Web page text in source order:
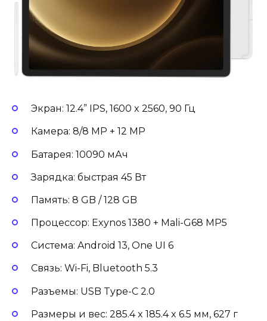
Экран: 12.4” IPS, 1600 x 2560, 90 Гц
Камера: 8/8 MP + 12 MP
Батарея: 10090 мАч
Зарядка: быстрая 45 Вт
Память: 8 GB / 128 GB
Процессор: Exynos 1380 + Mali-G68 MP5
Система: Android 13, One UI 6
Связь: Wi-Fi, Bluetooth 5.3
Разъемы: USB Type-C 2.0
Размеры и вес: 285.4 x 185.4 x 6.5 мм, 627 г